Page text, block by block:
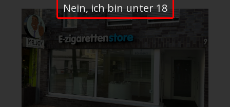
Nein, ich bin unter 18